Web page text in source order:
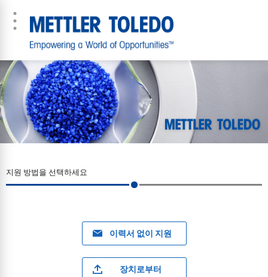
지원 방법을 선택하세요
이력서 없이 지원
장치로부터